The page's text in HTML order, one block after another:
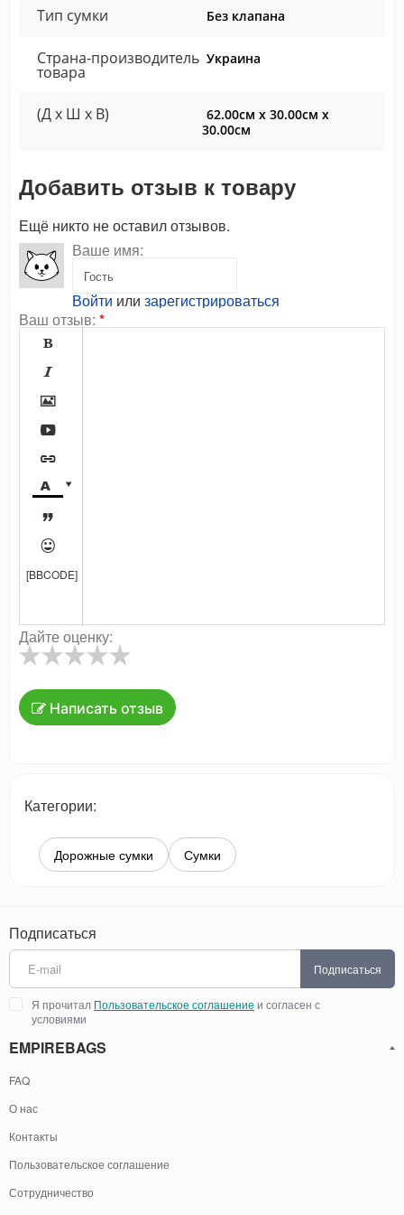
Тип сумки Без клапана
Страна-производитель
товара
Украина
(Д x Ш x В)
62.00см x 30.00см x
30.00см
Добавить отзыв к товару
Ещё никто не оставил отзывов.
Ваше имя:
Войти или зарегистрироваться
Ваш отзыв: *









[BBCODE]
Дайте оценку:
Написать отзыв
Категории:
Дорожные сумки Сумки
Подписаться
Подписаться
Я прочитал Пользовательское соглашение и согласен с
условиями
EMPIREBAGS
FAQ
О нас
Контакты
Пользовательское соглашение
Сотрудничество